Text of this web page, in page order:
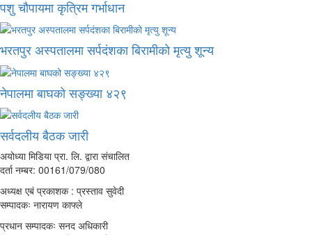
पशु चौपायमा कृत्रिम गर्भाधान
भरतपुर अस्पतालमा सर्पदंशका बिरामीको मृत्यु शून्य
नेपालमा बाघको सङ्ख्या ४२९
सर्वदलीय बैठक जारी
अयोध्या मिडिया प्रा. लि. द्वारा संचालित
दर्ता नम्बर: 00161/079/080
अध्यक्ष एबं प्रकाशक : प्रस्ताव सुवेदी
सम्पादकः नारायण काफ्ले
प्रधान सम्पादकः सनद अधिकारी